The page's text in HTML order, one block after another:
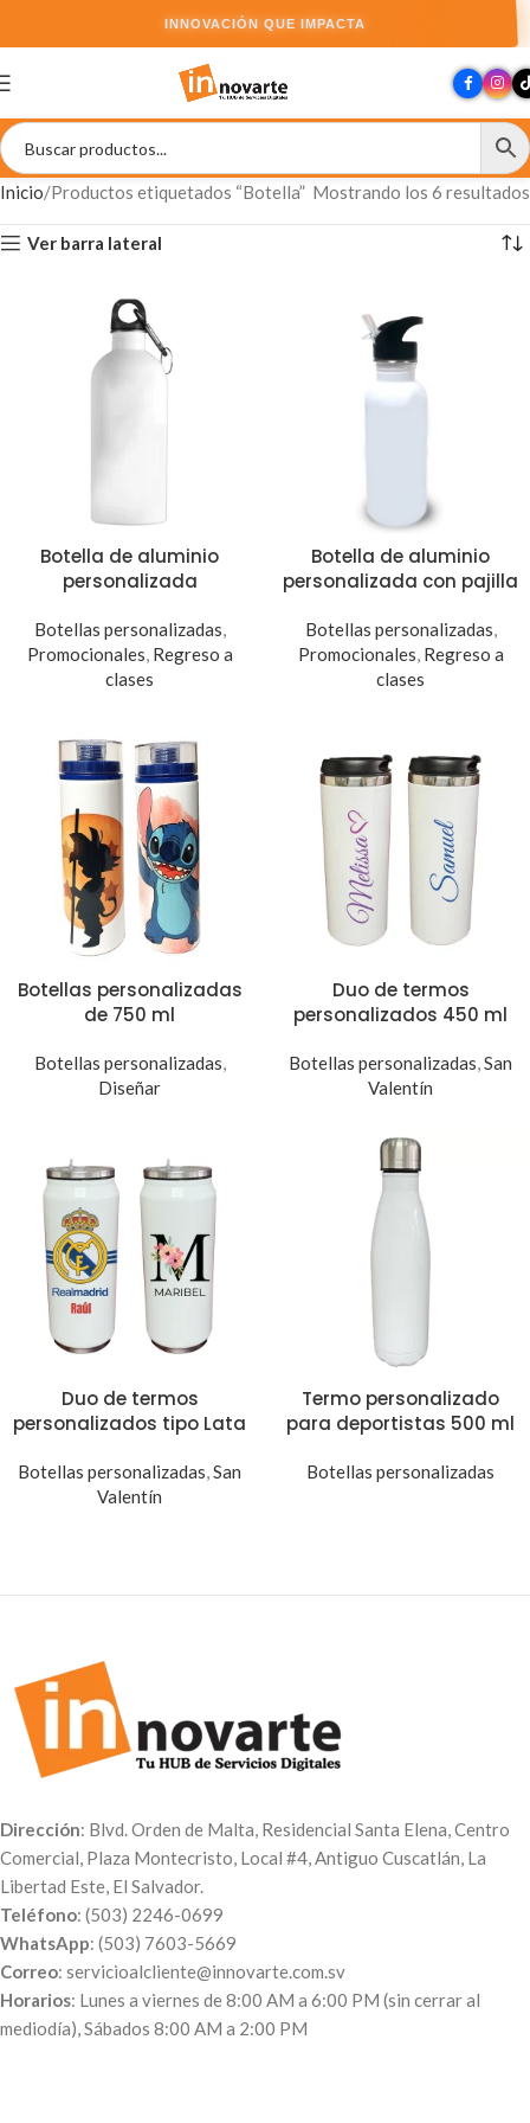
INNOVACIÓN QUE IMPACTA
Inicio Productos etiquetados “Botella” Mostrando los 6 resultados
Ver barra lateral
Botella de aluminio
personalizada
Botellas personalizadas,
Promocionales, Regreso a
clases
Botella de aluminio
personalizada con pajilla
Botellas personalizadas,
Promocionales, Regreso a
clases
Botellas personalizadas
de 750 ml
Botellas personalizadas,
Diseñar
Duo de termos
personalizados 450 ml
Botellas personalizadas,San
Valentín
Duo de termos
personalizados tipo Lata
Botellas personalizadas,San
Valentín
Termo personalizado
para deportistas 500 ml
Botellas personalizadas
Dirección: Blvd. Orden de Malta, Residencial Santa Elena, Centro
Comercial, Plaza Montecristo, Local #4, Antiguo Cuscatlán, La
Libertad Este, El Salvador.
Teléfono: (503) 2246-0699
WhatsApp: (503) 7603-5669
Correo: servicioalcliente@innovarte.com.sv
Horarios: Lunes a viernes de 8:00 AM a 6:00 PM (sin cerrar al
mediodía), Sábados 8:00 AM a 2:00 PM